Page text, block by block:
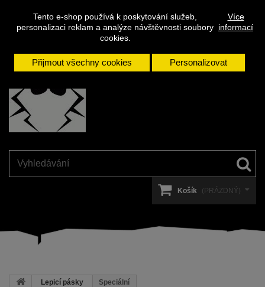
Tento e-shop používá k poskytování služeb,
personalizaci reklam a analýze návštěvnosti soubory
cookies.
Více
informací
Přijmout všechny cookies Personalizovat
Kontakt
Přihlásit se
Napište
nám
Košík (PRÁZDNÝ)
Lepicí pásky Speciální